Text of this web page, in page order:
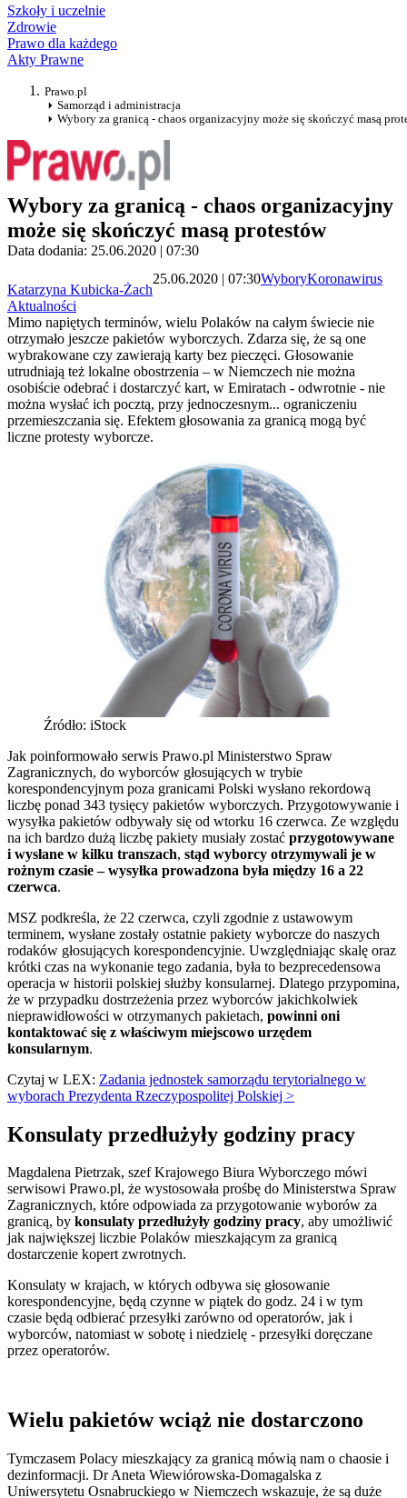
Szkoły i uczelnie
Zdrowie
Prawo dla każdego
Akty Prawne
Prawo.pl
Samorząd i administracja
Wybory za granicą - chaos organizacyjny może się skończyć masą
Wybory za granicą - chaos organizacyjny
może się skończyć masą protestów
Data dodania: 25.06.2020 | 07:30
Katarzyna Kubicka-Żach
25.06.2020 | 07:30WyboryKoronawirus
Aktualności
Mimo napiętych terminów, wielu Polaków na całym świecie nie
otrzymało jeszcze pakietów wyborczych. Zdarza się, że są one
wybrakowane czy zawierają karty bez pieczęci. Głosowanie
utrudniają też lokalne obostrzenia – w Niemczech nie można
osobiście odebrać i dostarczyć kart, w Emiratach - odwrotnie - nie
można wysłać ich pocztą, przy jednoczesnym... ograniczeniu
przemieszczania się. Efektem głosowania za granicą mogą być
liczne protesty wyborcze.
Źródło: iStock
Jak poinformowało serwis Prawo.pl Ministerstwo Spraw
Zagranicznych, do wyborców głosujących w trybie
korespondencyjnym poza granicami Polski wysłano rekordową
liczbę ponad 343 tysięcy pakietów wyborczych. Przygotowywanie i
wysyłka pakietów odbywały się od wtorku 16 czerwca. Ze względu
na ich bardzo dużą liczbę pakiety musiały zostać przygotowywane
i wysłane w kilku transzach, stąd wyborcy otrzymywali je w
rożnym czasie – wysyłka prowadzona była między 16 a 22
czerwca.
MSZ podkreśla, że 22 czerwca, czyli zgodnie z ustawowym
terminem, wysłane zostały ostatnie pakiety wyborcze do naszych
rodaków głosujących korespondencyjnie. Uwzględniając skalę oraz
krótki czas na wykonanie tego zadania, była to bezprecedensowa
operacja w historii polskiej służby konsularnej. Dlatego przypomina,
że w przypadku dostrzeżenia przez wyborców jakichkolwiek
nieprawidłowości w otrzymanych pakietach, powinni oni
kontaktować się z właściwym miejscowo urzędem
konsularnym.
Czytaj w LEX: Zadania jednostek samorządu terytorialnego w
wyborach Prezydenta Rzeczypospolitej Polskiej >
Konsulaty przedłużyły godziny pracy
Magdalena Pietrzak, szef Krajowego Biura Wyborczego mówi
serwisowi Prawo.pl, że wystosowała prośbę do Ministerstwa Spraw
Zagranicznych, które odpowiada za przygotowanie wyborów za
granicą, by konsulaty przedłużyły godziny pracy, aby umożliwić
jak największej liczbie Polaków mieszkającym za granicą
dostarczenie kopert zwrotnych.
Konsulaty w krajach, w których odbywa się głosowanie
korespondencyjne, będą czynne w piątek do godz. 24 i w tym
czasie będą odbierać przesyłki zarówno od operatorów, jak i
wyborców, natomiast w sobotę i niedzielę - przesyłki doręczane
przez operatorów.
Wielu pakietów wciąż nie dostarczono
Tymczasem Polacy mieszkający za granicą mówią nam o chaosie i
dezinformacji. Dr Aneta Wiewiórowska-Domagalska z
Uniwersytetu Osnabruckiego w Niemczech wskazuje, że są duże